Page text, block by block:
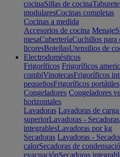
cocinaSillas de cocina
modularesCocinas completas
Cocinas a medida
Accesorios de cocina Menaje
mesaCuberteríaCuchillos para
licoresBotellasUtensilios de
Electrodomésticos
Frigoríficos Frigoríficos
combiVinotecasFrigoríficos
pequeñosFrigoríficos portátiles
Congeladores Congeladores
horizontales
Lavadoras Lavadoras de
superiorLavadoras - Secadoras
integrablesLavadoras por kg
Secadoras Lavadoras -
calorSecadoras de
evacuaciónSecadoras